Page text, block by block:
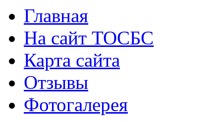
Главная
На сайт ТОСБС
Карта сайта
Отзывы
Фотогалерея